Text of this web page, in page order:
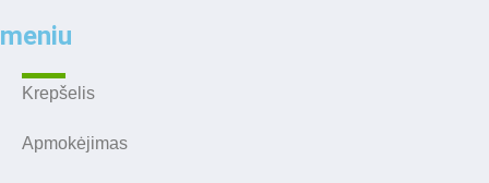
meniu
Krepšelis
Apmokėjimas